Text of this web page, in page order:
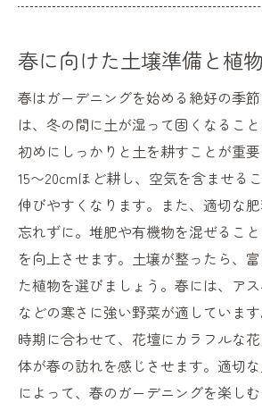
春に向けた土壌準備と植
春はガーデニングを始める絶好の季
は、冬の間に土が湿って固くなるこ
初めにしっかりと土を耕すことが重
15〜20cmほど耕し、空気を含ませる
伸びやすくなります。また、適切な
忘れずに。堆肥や有機物を混ぜるこ
を向上させます。土壌が整ったら、
た植物を選びましょう。春には、ア
などの寒さに強い野菜が適していま
時期に合わせて、花壇にカラフルな
体が春の訪れを感じさせます。適切
によって、春のガーデニングを楽しむ